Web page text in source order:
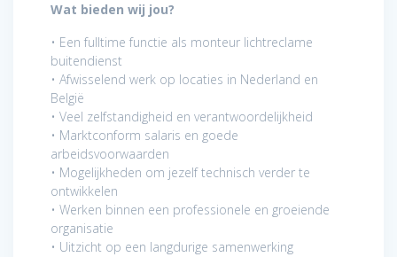
Wat bieden wij jou?
• Een fulltime functie als monteur lichtreclame
buitendienst
• Afwisselend werk op locaties in Nederland en
België
• Veel zelfstandigheid en verantwoordelijkheid
• Marktconform salaris en goede
arbeidsvoorwaarden
• Mogelijkheden om jezelf technisch verder te
ontwikkelen
• Werken binnen een professionele en groeiende
organisatie
• Uitzicht op een langdurige samenwerking